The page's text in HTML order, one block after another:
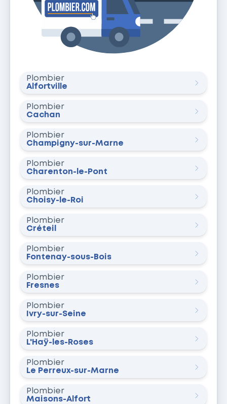
Plombier
Alfortville
Plombier
Cachan
Plombier
Champigny-sur-Marne
Plombier
Charenton-le-Pont
Plombier
Choisy-le-Roi
Plombier
Créteil
Plombier
Fontenay-sous-Bois
Plombier
Fresnes
Plombier
Ivry-sur-Seine
Plombier
L'Haÿ-les-Roses
Plombier
Le Perreux-sur-Marne
Plombier
Maisons-Alfort